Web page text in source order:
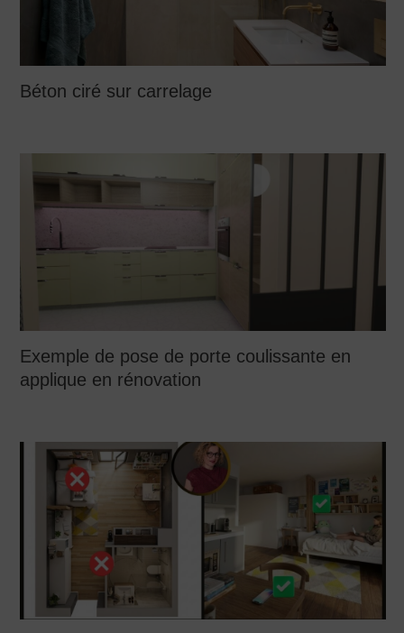
Béton ciré sur carrelage
Exemple de pose de porte coulissante en
applique en rénovation